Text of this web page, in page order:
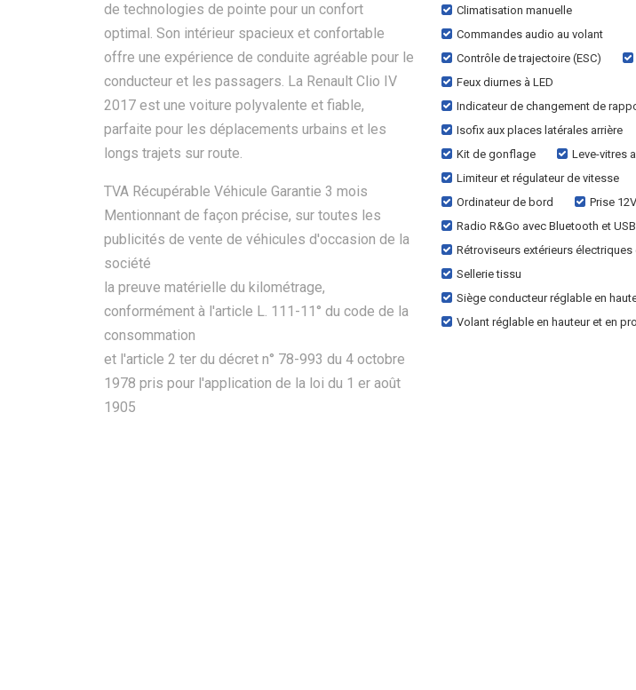
de technologies de pointe pour un confort
optimal. Son intérieur spacieux et confortable
offre une expérience de conduite agréable pour le
conducteur et les passagers. La Renault Clio IV
2017 est une voiture polyvalente et fiable,
parfaite pour les déplacements urbains et les
longs trajets sur route.
TVA Récupérable Véhicule Garantie 3 mois
Mentionnant de façon précise, sur toutes les
publicités de vente de véhicules d'occasion de la
société
la preuve matérielle du kilométrage,
conformément à l'article L. 111-11° du code de la
consommation
et l'article 2 ter du décret n° 78-993 du 4 octobre
1978 pris pour l'application de la loi du 1 er août
1905
Climatisation manuelle
Commandes audio au volant
Contrôle de trajectoire (ESC)
Feux diurnes à LED
Indicateur de changement de
Isofix aux places latérales arrière
Kit de gonflage
Leve-vitres
Limiteur et régulateur de vitesse
Ordinateur de bord
Prise 12V
Radio R&Go avec Bluetooth et USB
Rétroviseurs extérieurs
Sellerie tissu
Siège conducteur réglable en
Volant réglable en hauteur et en